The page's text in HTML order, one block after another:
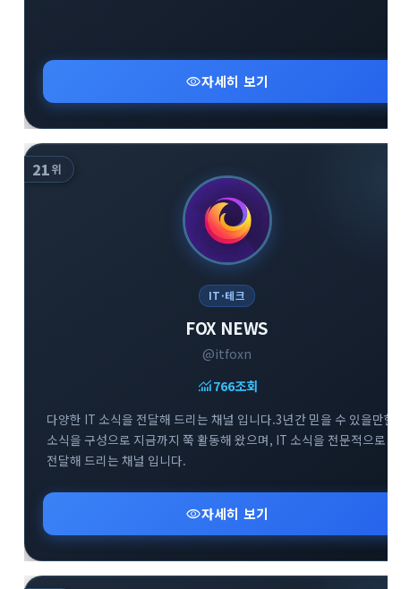
visibility자세히 보기
21위
IT·테크
FOX NEWS
@itfoxn
monitoring766조회
다양한 IT 소식을 전달해 드리는 채널 입니다.3년간 믿을 수 있을만한
소식을 구성으로 지금까지 쭉 활동해 왔으며, IT 소식을 전문적으로
전달해 드리는 채널 입니다.
visibility자세히 보기